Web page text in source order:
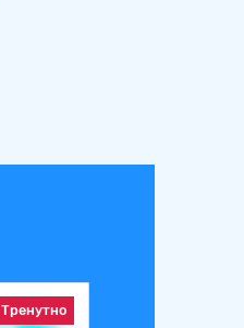
Тренутно